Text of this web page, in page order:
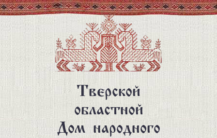
Перейти
к
основному
содержанию
Тверской
областной
Дом народного